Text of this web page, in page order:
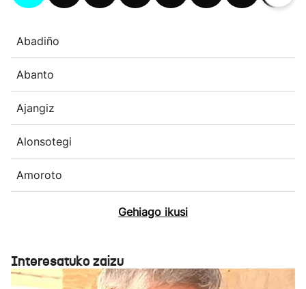
Abadiño
Abanto
Ajangiz
Alonsotegi
Amoroto
Gehiago ikusi
Interesatuko zaizu